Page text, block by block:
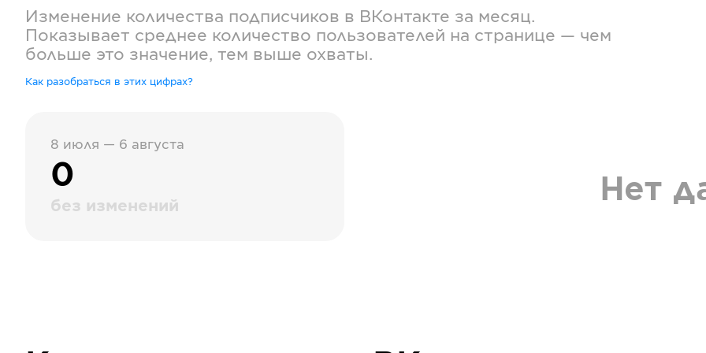
Изменение количества подписчиков в ВКонтакте за месяц.
Показывает среднее количество пользователей на странице — чем
больше это значение, тем выше охваты.
Как разобраться в этих цифрах?
8 июля — 6 августа
0
без изменений Нет